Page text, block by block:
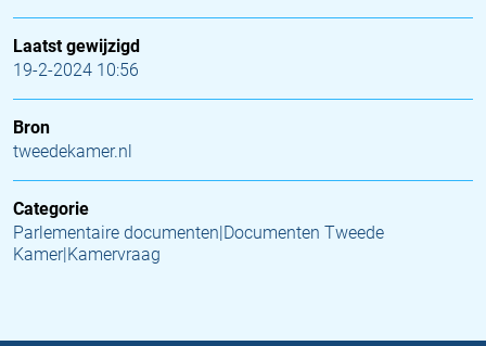
Laatst gewijzigd
19-2-2024 10:56
Bron
tweedekamer.nl
Categorie
Parlementaire documenten|Documenten Tweede
Kamer|Kamervraag